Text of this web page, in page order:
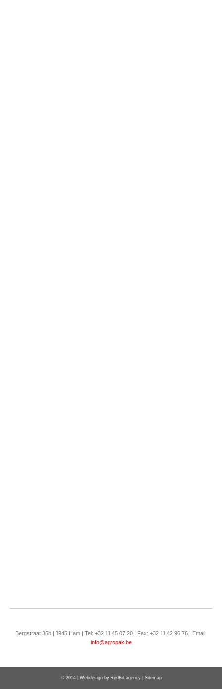
Bergstraat 36b | 3945 Ham | Tel: +32 11 45 07 20 | Fax: +32 11 42 96 76 | Email:
info@agropak.be
© 2014 | Webdesign by RedBit.agency| Sitemap